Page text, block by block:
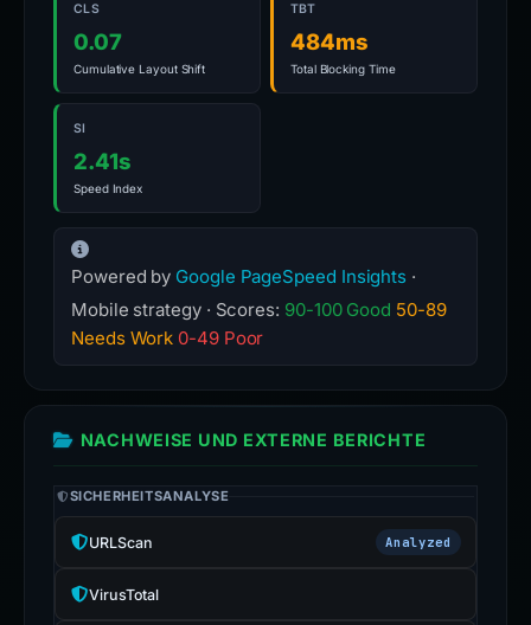
CLS
0.07
Cumulative Layout Shift
TBT
484ms
Total Blocking Time
SI
2.41s
Speed Index
Powered by Google PageSpeed Insights ·
Mobile strategy · Scores: 90-100 Good 50-89
Needs Work 0-49 Poor
NACHWEISE UND EXTERNE BERICHTE
SICHERHEITSANALYSE
URLScan Analyzed
VirusTotal